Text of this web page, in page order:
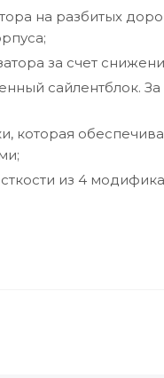
на разбитых
за счет
сайлентблок.
которая
из 4